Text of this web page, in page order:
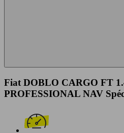
Fiat DOBLO CARGO FT
PROFESSIONAL NAV